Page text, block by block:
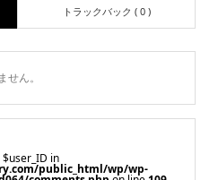
トラックバック ( 0 )
ん。
$user_ID in
public_html/wp/wp-